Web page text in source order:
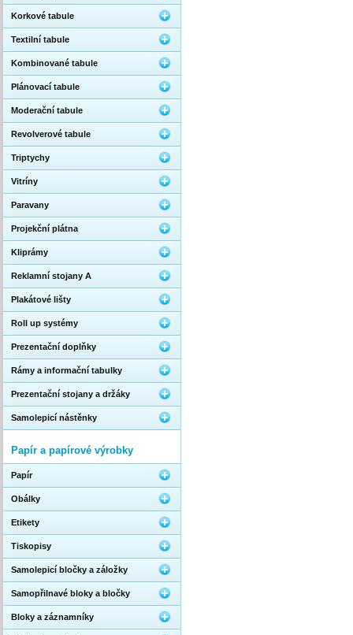
Korkové tabule
Textilní tabule
Kombinované tabule
Plánovací tabule
Moderační tabule
Revolverové tabule
Triptychy
Vitríny
Paravany
Projekční plátna
Kliprámy
Reklamní stojany A
Plakátové lišty
Roll up systémy
Prezentační doplňky
Rámy a informační tabulky
Prezentační stojany a držáky
Samolepicí nástěnky
Papír a papírové výrobky
Papír
Obálky
Etikety
Tiskopisy
Samolepicí bločky a záložky
Samopřilnavé bloky a bločky
Bloky a záznamníky